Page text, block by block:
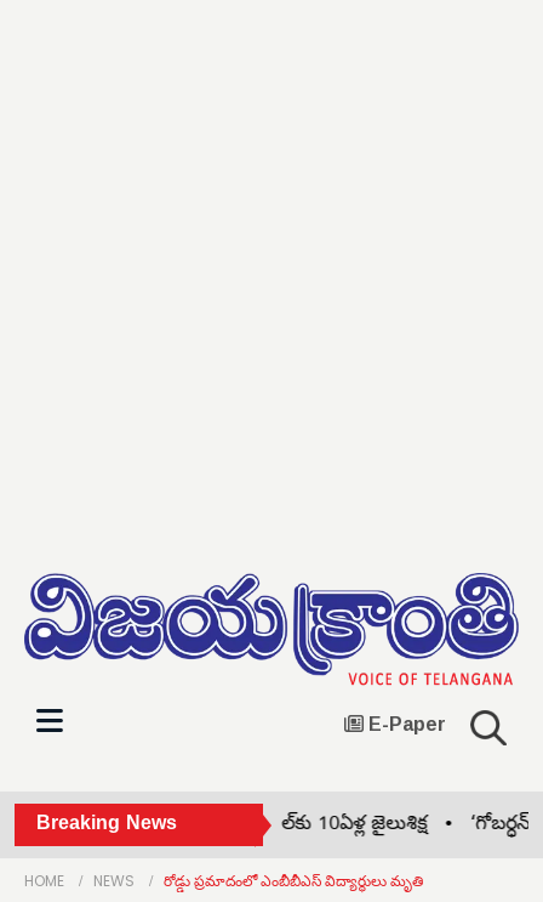
E-Paper
Breaking News
తరహాలో నీట్! • తేజ్‌పాల్‌కు 10ఏళ్ల జైలుశిక్ష •‘గోబర్ధన్’కు
HOME NEWS రోడ్డు ప్రమాదంలో ఎంబీబీఎస్ విద్యార్థులు మృతి